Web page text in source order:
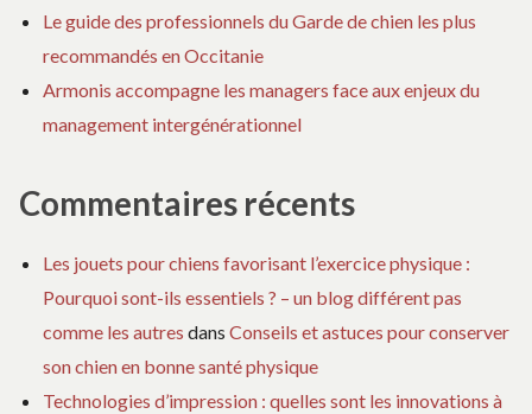
Le guide des professionnels du Garde de chien les plus
recommandés en Occitanie
Armonis accompagne les managers face aux enjeux du
management intergénérationnel
Commentaires récents
Les jouets pour chiens favorisant l’exercice physique :
Pourquoi sont-ils essentiels ? – un blog différent pas
comme les autres dans Conseils et astuces pour conserver
son chien en bonne santé physique
Technologies d’impression : quelles sont les innovations à